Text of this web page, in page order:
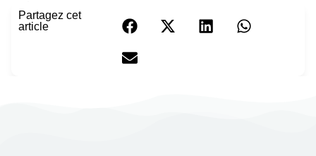
Partagez cet
article